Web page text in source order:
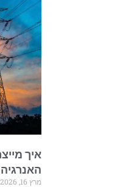
איך
האנרגיה
מרץ 16, 2026